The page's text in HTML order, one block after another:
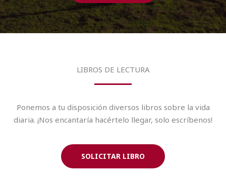
LIBROS DE LECTURA
Ponemos a tu disposición diversos libros sobre la vida
diaria. ¡Nos encantaría hacértelo llegar, solo escríbenos!
SOLICITAR LIBRO